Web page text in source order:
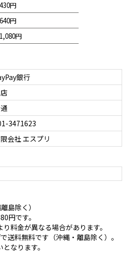
430円
640円
1,080円
銀行
3471623
会社 エスプリ
島除く）
円です。
料金が異なる場合があります。
送料無料です（沖縄・離島除く）。
なります。